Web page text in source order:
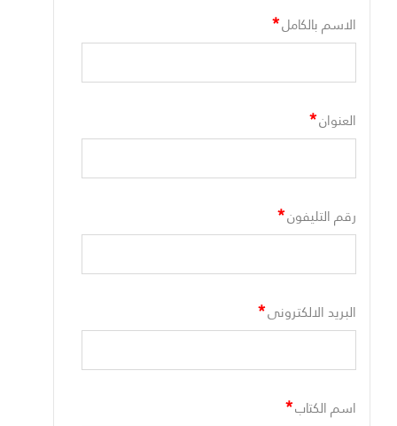
الاسم بالكامل*
العنوان*
رقم التليفون*
البريد الالكترونى*
اسم الكتاب*